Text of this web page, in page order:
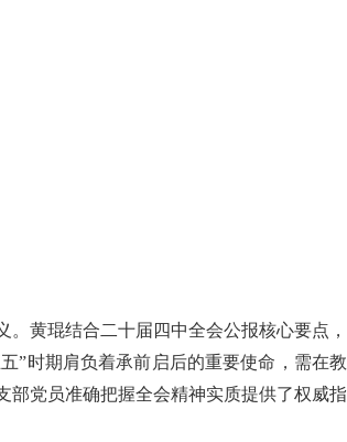
黄琨结合二十届四中全会公报核心要点，
”时期肩负着承前启后的重要使命，需在教
部党员准确把握全会精神实质提供了权威指